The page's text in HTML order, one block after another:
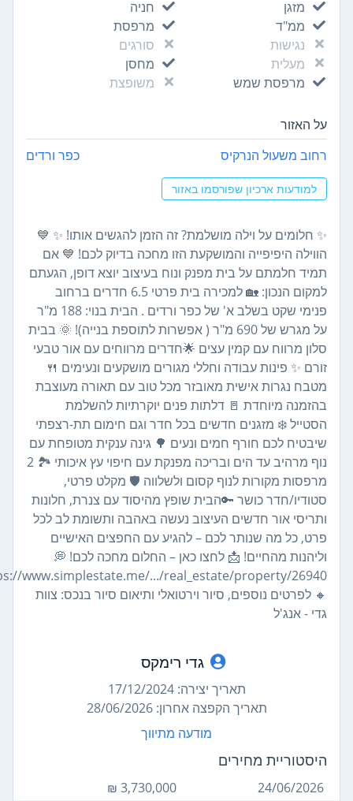
מזגן
חניה
ממ"ד
מרפסת
נגישות
סורגים
מעלית
מחסן
מרפסת שמש
משופצת
על האזור
רחוב משעול הנרקיס כפר ורדים
למודעות ארכיון שפורסמו באזור
✨ חלומים על וילה מושלמת? זה הזמן להגשים אותו! ✨ 💙
הווילה היפיפייה והמושקעת הזו מחכה בדיוק לכם! 💙 אם
תמיד חלמתם על בית מפנק ונוח בעיצוב יוצא דופן, הגעתם
למקום הנכון: 🏡 למכירה בית פרטי 6.5 חדרים ברחוב
פנימי שקט בשלב א' של כפר ורדים . הבית בנוי: 188 מ"ר
על מגרש של 690 מ"ר ( אפשרות לתוספת בנייה)! 🌞 בבית
סלון מרווח עם קמין עצים 🌟חדרים מרווחים עם אור טבעי
זורם ✨ פינות עבודה וחללי מגורים מושקעים ונעימים 🍴
מטבח נגרות אישית מאובזר מכל טוב עם תאורה מעוצבת
בהזמנה מיוחדת 🚪 דלתות פנים יוקרתיות להשלמת
הסטייל ❄️ מזגנים חדשים בכל חדר וגם חימום תת-רצפתי
שיבטיח לכם חורף חמים ונעים 🌳 גינה ענקית מטופחת עם
נוף מרהיב עד הים ובריכה מפנקת עם חיפוי עץ איכותי 🏞️ 2
מרפסות מקורות לנוף קסום ולשלווה 🛡️ מקלט פרטי,
סטודיו/חדר כושר 🔑הבית שופץ מהיסוד עם צנרת, חלונות
ותריסי אור חדשים העיצוב נעשה באהבה ותשומת לב לכל
פרט, כל מה שנותר לכם – להגיע עם החפצים האישיים
וליהנות מהחיים! 📩 לחצו כאן – החלום מחכה לכם! 💭
https://www.simplestate.me/.../real_estate/property/26940
🔸 לפרטים נוספים, סיור וירטואלי ותיאום סיור בנכס: צוות
גדי - אנג'ל
גדי רימקס
תאריך יצירה: 17/12/2024
תאריך הקפצה אחרון: 28/06/2026
מודעה מתיווך
היסטוריית מחירים
24/06/2026
3,730,000 ₪